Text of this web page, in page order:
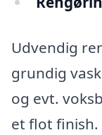
Udvendig
grundig
og evt.
et flot